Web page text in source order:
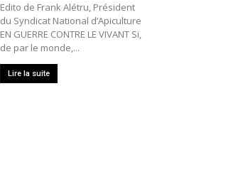
Edito de Frank Alétru, Président
du Syndicat National d’Apiculture
EN GUERRE CONTRE LE VIVANT Si,
de par le monde,...
Lire la suite